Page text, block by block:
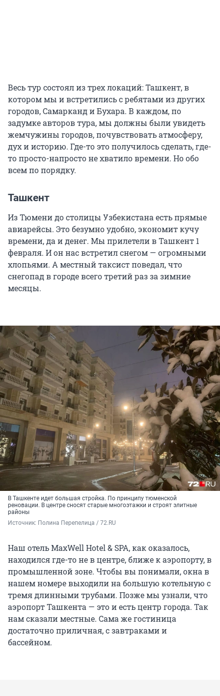
Весь тур состоял из трех локаций: Ташкент, в
котором мы и встретились с ребятами из других
городов, Самарканд и Бухара. В каждом, по
задумке авторов тура, мы должны были увидеть
жемчужины городов, почувствовать атмосферу,
дух и историю. Где-то это получилось сделать, где-
то просто-напросто не хватило времени. Но обо
всем по порядку.
Ташкент
Из Тюмени до столицы Узбекистана есть прямые
авиарейсы. Это безумно удобно, экономит кучу
времени, да и денег. Мы прилетели в Ташкент 1
февраля. И он нас встретил снегом — огромными
хлопьями. А местный таксист поведал, что
снегопад в городе всего третий раз за зимние
месяцы.
В Ташкенте идет большая стройка. По принципу тюменской
реновации. В центре сносят старые многоэтажки и строят элитные
районы
Источник: Полина Перепелица / 72.RU
Наш отель MaxWell Hotel & SPA, как оказалось,
находился где-то не в центре, ближе к аэропорту, в
промышленной зоне. Чтобы вы понимали, окна в
нашем номере выходили на большую котельную с
тремя длинными трубами. Позже мы узнали, что
аэропорт Ташкента — это и есть центр города. Так
нам сказали местные. Сама же гостиница
достаточно приличная, с завтраками и
бассейном.